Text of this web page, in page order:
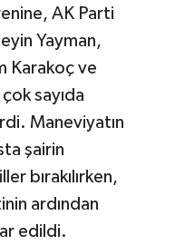
AK Parti
Yayman,
Karakoç ve
sayıda
Maneviyatın
şairin
bırakılırken,
ardından
edildi.